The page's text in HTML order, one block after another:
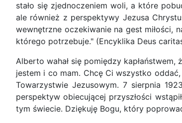
stało się zjednoczeniem woli, a które
ale również z perspektywy Jezusa
wewnętrzne oczekiwanie na gest miłości,
którego potrzebuje." (Encyklika Deus
Alberto wahał się pomiędzy
jestem i co mam. Chcę Ci wszystko
Towarzystwie Jezusowym. 7 sierpnia
perspektyw obiecującej przyszłości
tym świecie. Dziękuję Bogu, który